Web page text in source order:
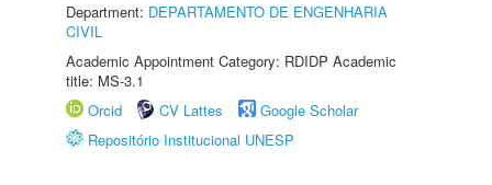
Department: DEPARTAMENTO DE ENGENHARIA
CIVIL
Academic Appointment Category: RDIDP Academic
title: MS-3.1
Orcid
CV Lattes
Google Scholar
Repositório Institucional UNESP